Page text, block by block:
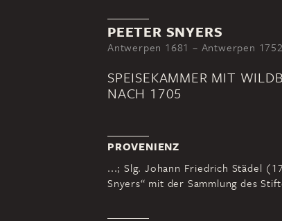
PEETER SNYERS
Antwerpen 1681 – Antwerpen 1752
SPEISEKAMMER MIT
NACH 1705
PROVENIENZ
...; Slg. Johann Friedrich Städel
Snyers“ mit der Sammlung des